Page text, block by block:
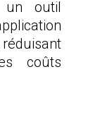
un outil
coûts